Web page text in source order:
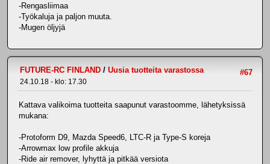
-Rengasliimaa
-Työkaluja ja paljon muuta.
-Mugen öljyjä
#67
FUTURE-RC FINLAND / Uusia tuotteita varastossa
24.10.18 - klo: 17.30
Kattava valikoima tuotteita saapunut varastoomme, lähetyksissä
mukana:
-Protoform D9, Mazda Speed6, LTC-R ja Type-S koreja
-Arrowmax low profile akkuja
-Ride air remover, lyhyttä ja pitkää versiota